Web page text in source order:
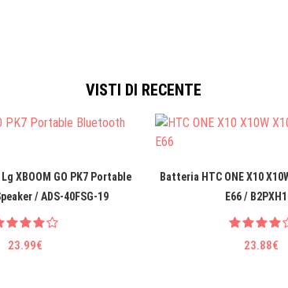
VISTI DI RECENTE
XBOOM GO PK7 Portable
/ ADS-40FSG-19
23.99€
Batteria HTC ONE X10
E66 /
23.88€